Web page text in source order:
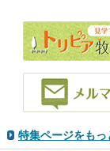
特集ページをもっ